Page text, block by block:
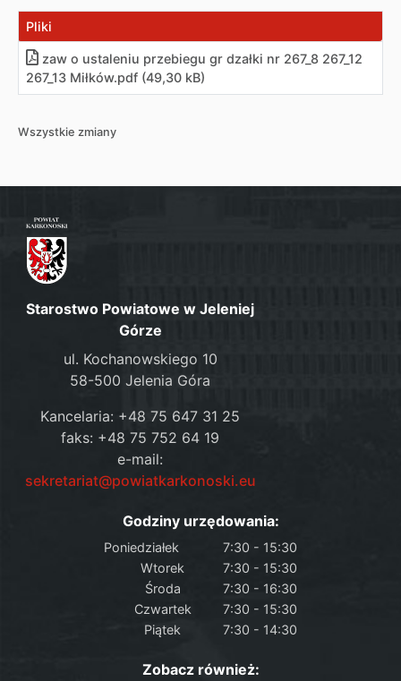
Pliki
zaw o ustaleniu przebiegu gr dzałki nr 267_8 267_12
267_13 Miłków.pdf (49,30 kB)
Wszystkie zmiany
Starostwo Powiatowe w Jeleniej
Górze
ul. Kochanowskiego 10
58-500 Jelenia Góra
Kancelaria: +48 75 647 31 25
faks: +48 75 752 64 19
e-mail:
sekretariat@powiatkarkonoski.eu
Godziny urzędowania:
Poniedziałek
7:30 - 15:30
Wtorek
7:30 - 15:30
Środa
7:30 - 16:30
Czwartek
7:30 - 15:30
Piątek
7:30 - 14:30
Zobacz również: